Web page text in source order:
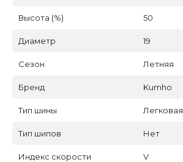
Высота (%) 50
Диаметр 19
Сезон Летняя
Бренд Kumho
Тип шины Легковая
Тип шипов Нет
Индекс скорости V